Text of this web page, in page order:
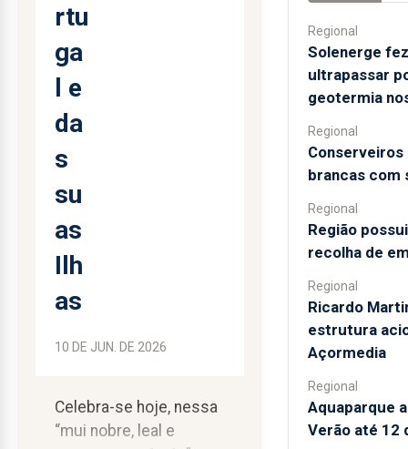
rtu
ga
l e
da
s
su
as
Ilh
as
10 DE JUN. DE 2026
Celebra-se hoje, nessa
“mui nobre, leal e
Regional
Solenerge
ultrapassar
geotermia
Regional
brancas com
Regional
Região
recolha de
Regional
Ricardo
estrutura
Açormedia
Regional
Aquaparque
Verão até 12